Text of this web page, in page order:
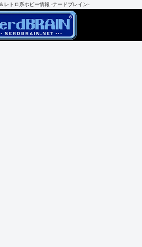
レトロ系ホビー情報 -ナードブレイン-